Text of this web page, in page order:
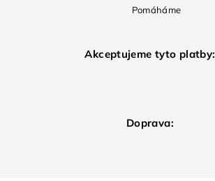
Pomáháme
Akceptujeme tyto platby:
Doprava: